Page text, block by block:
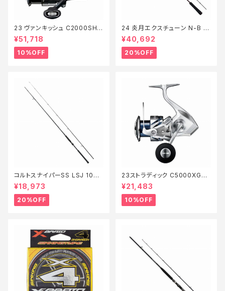
23 ヴァンキッシュ C2000SHG
【継続セール_リール】【10】
¥51,718
10%OFF
24 炎月エクスチューン N-B 51
0ML-FS/LEFT【特価ロッド】【2
0】
¥40,692
20%OFF
コルトスナイパーSS LSJ 100L
【特価ロッド】【20】
¥18,973
20%OFF
23ストラディック C5000XG
【継続セール_リール】【10】
¥21,483
10%OFF